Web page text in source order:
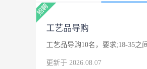
工艺品导购
工艺品导购10名，要求;18-35之
更新于 2026.08.07